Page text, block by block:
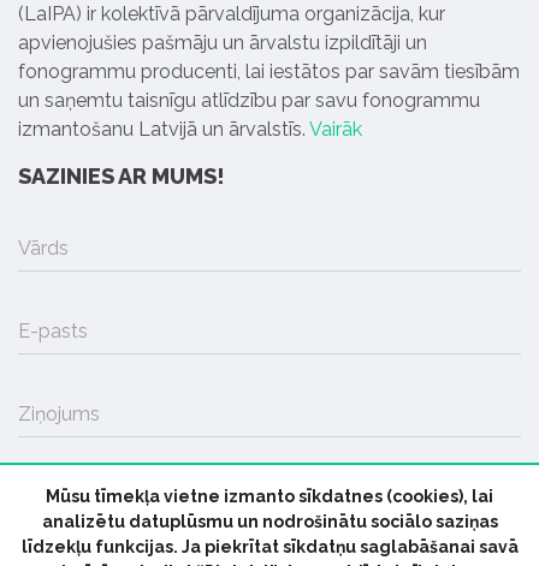
(LaIPA) ir kolektīvā pārvaldījuma organizācija, kur
apvienojušies pašmāju un ārvalstu izpildītāji un
fonogrammu producenti, lai iestātos par savām tiesībām
un saņemtu taisnīgu atlīdzību par savu fonogrammu
izmantošanu Latvijā un ārvalstīs. Vairāk
SAZINIES AR MUMS!
Vārds
E-pasts
Ziņojums
SŪTĪT
Mūsu tīmekļa vietne izmanto sīkdatnes (cookies), lai
analizētu datuplūsmu un nodrošinātu sociālo saziņas
līdzekļu funkcijas. Ja piekrītat sīkdatņu saglabāšanai savā